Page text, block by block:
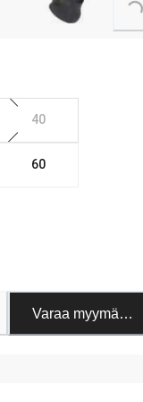
Loading...
40
60
Varaa